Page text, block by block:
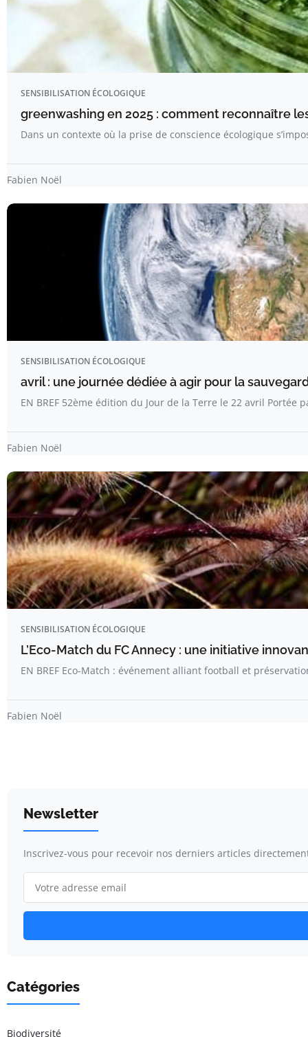
SENSIBILISATION ÉCOLOGIQUE
greenwashing en 2025 : comment reconnaître
Dans un contexte où la prise de conscience écologique
Fabien Noël
SENSIBILISATION ÉCOLOGIQUE
avril : une journée dédiée à agir pour la
EN BREF 52ème édition du Jour de la Terre le 22 avril Portée
Fabien Noël
SENSIBILISATION ÉCOLOGIQUE
L’Eco-Match du FC Annecy : une initiative
EN BREF Eco-Match : événement alliant football et
Fabien Noël
Newsletter
Inscrivez-vous pour recevoir nos derniers articles
Catégories
Biodiversité